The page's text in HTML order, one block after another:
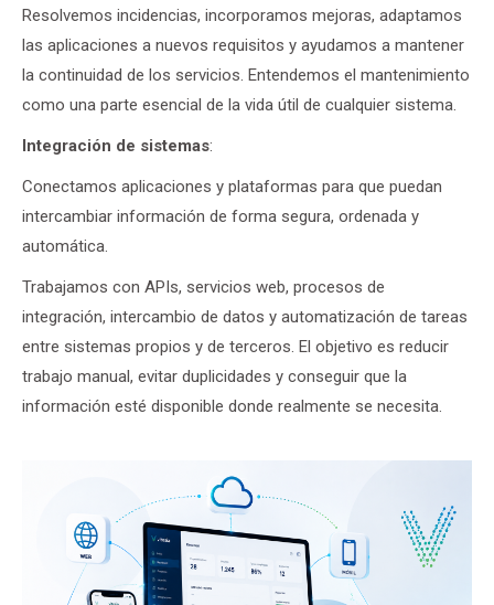
Resolvemos incidencias, incorporamos mejoras, adaptamos
las aplicaciones a nuevos requisitos y ayudamos a mantener
la continuidad de los servicios. Entendemos el mantenimiento
como una parte esencial de la vida útil de cualquier sistema.
Integración de sistemas:
Conectamos aplicaciones y plataformas para que puedan
intercambiar información de forma segura, ordenada y
automática.
Trabajamos con APIs, servicios web, procesos de
integración, intercambio de datos y automatización de tareas
entre sistemas propios y de terceros. El objetivo es reducir
trabajo manual, evitar duplicidades y conseguir que la
información esté disponible donde realmente se necesita.